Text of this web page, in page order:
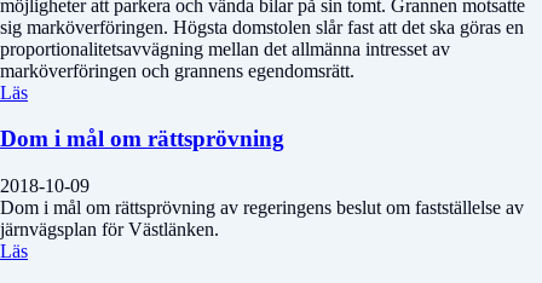
möjligheter att parkera och vända bilar på sin tomt. Grannen motsatte
sig marköverföringen. Högsta domstolen slår fast att det ska göras en
proportionalitetsavvägning mellan det allmänna intresset av
marköverföringen och grannens egendomsrätt.
Läs
Dom i mål om rättsprövning
2018-10-09
Dom i mål om rättsprövning av regeringens beslut om fastställelse av
järnvägsplan för Västlänken.
Läs